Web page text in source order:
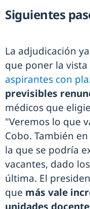
Siguientes
La adjudicación
que poner la
aspirantes con
previsibles
médicos que
"Veremos lo que
Cobo. También
la que se podría
vacantes, dado
última. El
que más vale